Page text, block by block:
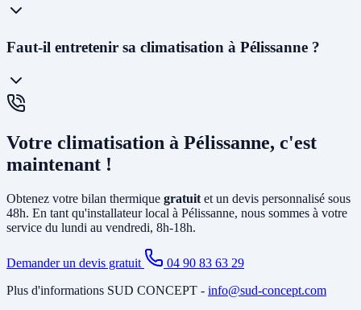
semaines. En cas d'urgence (panne avant l'été), nous faisons notre
LaPAC air-air(climatisation réversible) souffle directement de l'air
circuit de chauffage (radiateurs ou plancher chauffant) et peut aussi
produire votre eau chaude sanitaire. Elle remplace avantageusement
une chaudière gaz ou fioul et est éligible à MaPrimeRénov'.
Faut-il entretenir sa climatisation à Pélissanne ?
Oui, un
proposons descontrats de maintenanceà Pélissanne incluant le
nettoyage des filtres, la vérification du circuit frigorifique, le contrôle
des performances et la recharge éventuelle du fluide.
Votre climatisation à Pélissanne, c'est
maintenant !
Obtenez votre bilan thermique gratuit et un devis personnalisé sous
48h. En tant qu'installateur local à Pélissanne, nous sommes à votre
service du lundi au vendredi, 8h-18h.
Demander un devis gratuit
04 90 83 63 29
Plus d'informations SUD CONCEPT - info@sud-concept.com